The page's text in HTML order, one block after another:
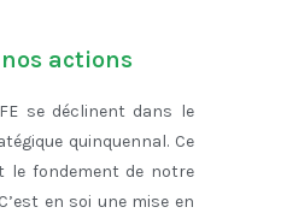
actions
se déclinent dans le
quinquennal. Ce
le fondement de notre
en soi une mise en